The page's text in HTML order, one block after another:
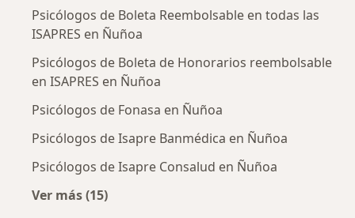
Psicólogos de Boleta Reembolsable en todas las
ISAPRES en Ñuñoa
Psicólogos de Boleta de Honorarios reembolsable
en ISAPRES en Ñuñoa
Psicólogos de Fonasa en Ñuñoa
Psicólogos de Isapre Banmédica en Ñuñoa
Psicólogos de Isapre Consalud en Ñuñoa
Ver más (15)